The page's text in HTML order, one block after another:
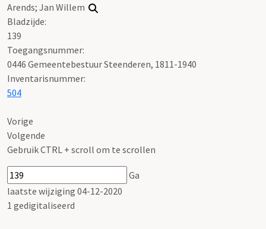
Arends; Jan Willem
Bladzijde:
139
Toegangsnummer:
0446 Gemeentebestuur Steenderen, 1811-1940
Inventarisnummer:
504
Vorige
Volgende
Gebruik CTRL + scroll om te scrollen
Ga
laatste wijziging 04-12-2020
1 gedigitaliseerd